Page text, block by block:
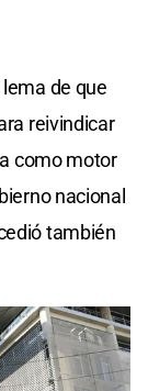
de que
reivindicar
como motor
nacional
también